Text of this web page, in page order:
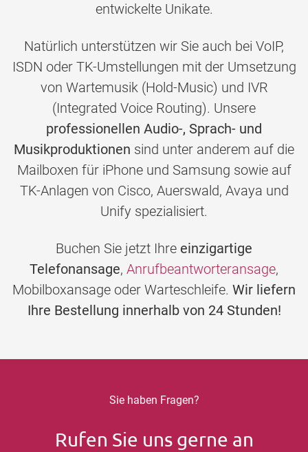
entwickelte Unikate.
Natürlich unterstützen wir Sie auch bei VoIP,
ISDN oder TK-Umstellungen mit der Umsetzung
von Wartemusik (Hold-Music) und IVR
(Integrated Voice Routing). Unsere
professionellen Audio-, Sprach- und
Musikproduktionen sind unter anderem auf die
Mailboxen für iPhone und Samsung sowie auf
TK-Anlagen von Cisco, Auerswald, Avaya und
Unify spezialisiert.
Buchen Sie jetzt Ihre einzigartige
Telefonansage, Anrufbeantworteransage,
Mobilboxansage oder Warteschleife. Wir liefern
Ihre Bestellung innerhalb von 24 Stunden!
Sie haben Fragen?
Rufen Sie uns gerne an